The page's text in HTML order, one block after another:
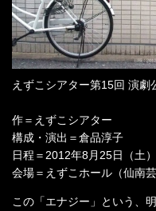
えずこシアター第15回 演
作＝えずこシアター
構成・演出＝倉品淳子
日程＝2012年8月25日（土
会場＝えずこホール（仙南
この「エナジー」という、